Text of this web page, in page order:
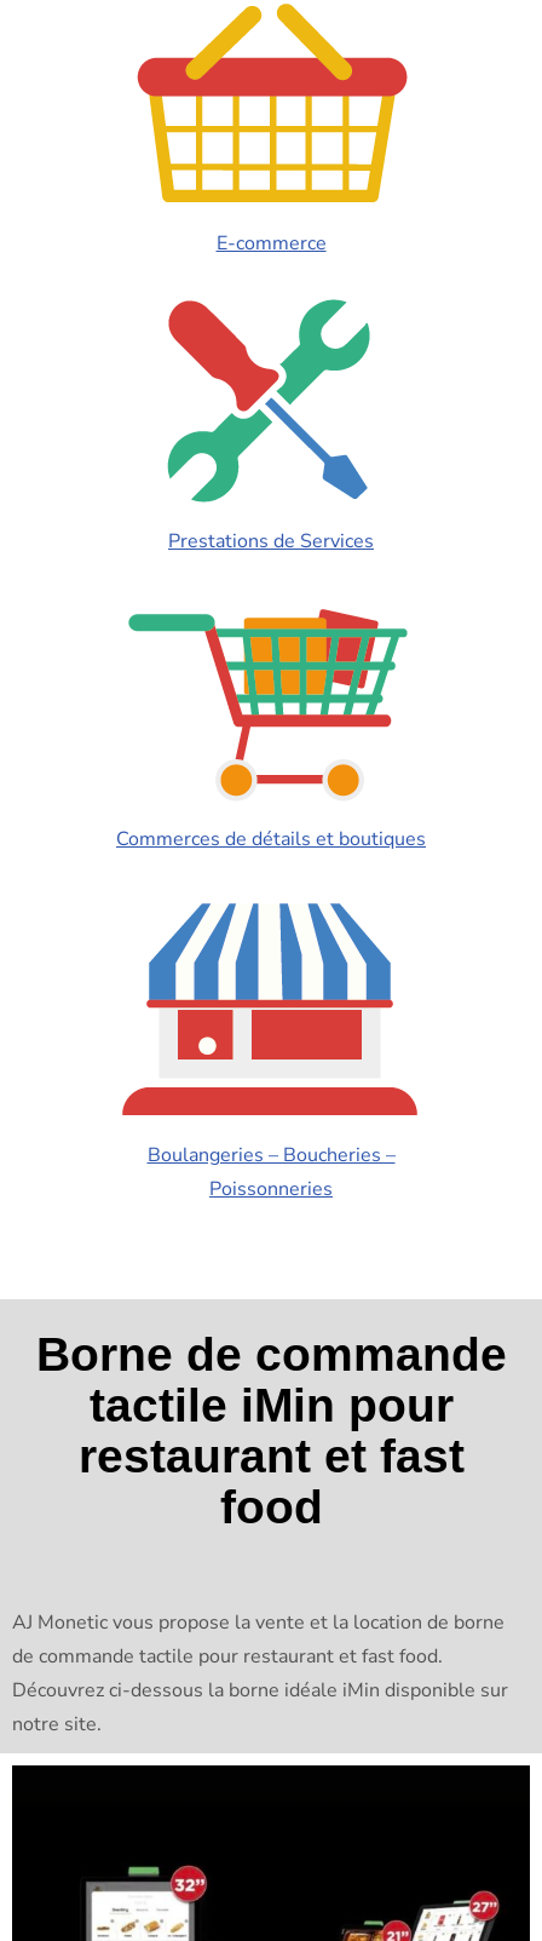
E-commerce
Prestations de Services
Commerces de détails et boutiques
Boulangeries – Boucheries –
Poissonneries
Borne de commande
tactile iMin pour
restaurant et fast
food
AJ Monetic vous propose la vente et la location de borne
de commande tactile pour restaurant et fast food.
Découvrez ci-dessous la borne idéale iMin disponible sur
notre site.